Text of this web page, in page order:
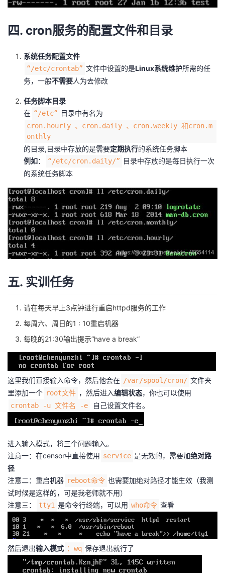
四. cron服务的配置文件和目录
系统任务配置文件
“/etc/crontab” 文件中设置的是Linux系统维护所需的任
务，一般不需要人为去修改
任务脚本目录
在 “/etc” 目录中有名为
cron.hourly 、cron.daily 、cron.weekly 和cron.m
onthly
的目录,目录中存放的是需要定期执行的系统任务脚本
例如： “/etc/cron.daily/” 目录中存放的是每日执行一次
的系统任务脚本
五. 实训任务
请在每天早上3点钟进行重启httpd服务的工作
每周六、周日的1 : 10重启机器
每晚的21:30输出提示“have a break”
这里我们直接输入命令，然后他会在 /var/spool/cron/ 文件夹
里添加一个 root文件 ，然后进入编辑状态，你也可以使用
crontab -u 文件名 -e 自己设置文件名。
进入输入模式，将三个问题输入。
注意一：在censor中直接使用 service 是无效的，需要加绝对路
径
注意二：重启机器 reboot命令 也需要加绝对路径才能生效（我测
试时候是这样的，可是我老师就不用）
注意三：
tty1 是命令行终端，可以用 who命令 查看
然后退出输入模式 ：wq 保存退出就行了